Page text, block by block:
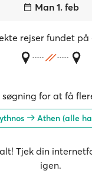
Man 1. feb
rejser fundet
søgning for at få
Athen (alle
Tjek din
igen.